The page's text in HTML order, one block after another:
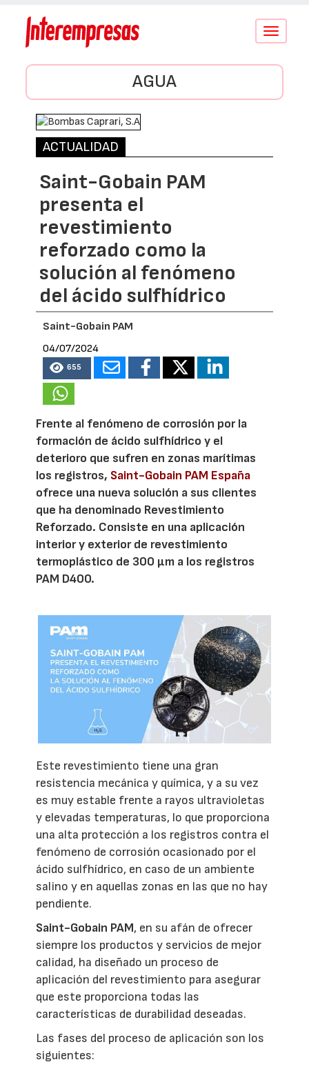
Conmutar
AGUA
ACTUALIDAD
Saint-Gobain PAM
presenta el
revestimiento
reforzado como la
solución al fenómeno
del ácido sulfhídrico
Saint-Gobain PAM
04/07/2024
655
Frente al fenómeno de corrosión por la
formación de ácido sulfhídrico y el
deterioro que sufren en zonas marítimas
los registros, Saint-Gobain PAM España
ofrece una nueva solución a sus clientes
que ha denominado Revestimiento
Reforzado. Consiste en una aplicación
interior y exterior de revestimiento
termoplástico de 300 μm a los registros
PAM D400.
Este revestimiento tiene una gran
resistencia mecánica y química, y a su vez
es muy estable frente a rayos ultravioletas
y elevadas temperaturas, lo que proporciona
una alta protección a los registros contra el
fenómeno de corrosión ocasionado por el
ácido sulfhídrico, en caso de un ambiente
salino y en aquellas zonas en las que no hay
pendiente.
Saint-Gobain PAM, en su afán de ofrecer
siempre los productos y servicios de mejor
calidad, ha diseñado un proceso de
aplicación del revestimiento para asegurar
que este proporciona todas las
características de durabilidad deseadas.
Las fases del proceso de aplicación son los
siguientes: